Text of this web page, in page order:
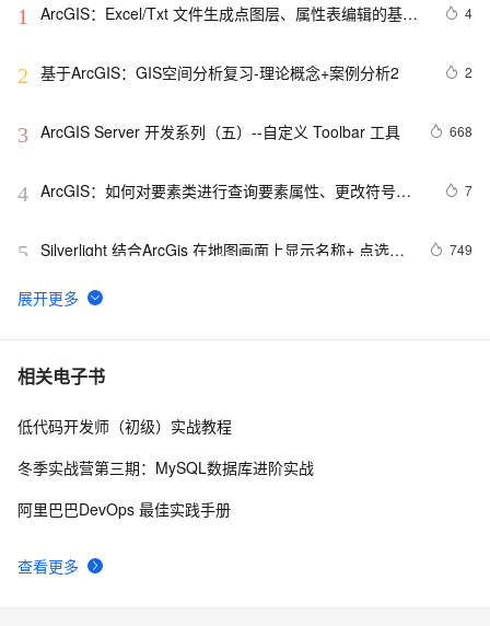
1
ArcGIS：Excel/Txt 文件生成点图层、属性表编辑的基本
的字段计算器的使用
4
2 基于ArcGIS：GIS空间分析复习-理论概念+案例分析2 2
3 ArcGIS Server 开发系列（五）--自定义 Toolbar 工具 668
4 ArcGIS：如何对要素类进行查询要素属性、更改符号、
7
5 Silverlight 结合ArcGis 在地图画面上显示名称+ 点选图
749
6 ArcGIS API for Silverlight 查找点聚焦的一个注意点
7 ArcGIS 栅格数据已加载后的获取
8 [ ArcGIS Server技术版]如何得到本机上的所有的REST服
记
相关电子书
查看更多
低代码开发师（初级）实战教程
冬季实战营第三期：MySQL数据库进阶实战
阿里巴巴DevOps 最佳实践手册